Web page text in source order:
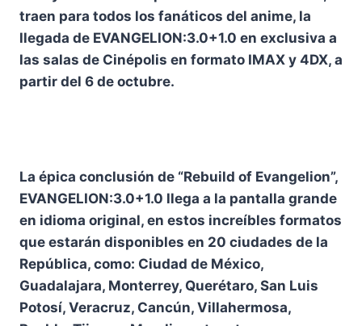
traen para todos los fanáticos del anime, la
llegada de EVANGELION:3.0+1.0 en exclusiva a
las salas de Cinépolis en formato IMAX y 4DX, a
partir del 6 de octubre.
La épica conclusión de “Rebuild of Evangelion”,
EVANGELION:3.0+1.0 llega a la pantalla grande
en idioma original, en estos increíbles formatos
que estarán disponibles en 20 ciudades de la
República, como: Ciudad de México,
Guadalajara, Monterrey, Querétaro, San Luis
Potosí, Veracruz, Cancún, Villahermosa,